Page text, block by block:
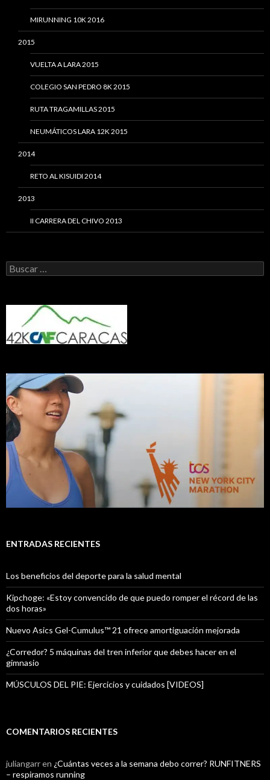
MIRUNNING 10K 2016
2015
VUELTA A LARA 2015
COLEGIO SAN PEDRO 8K 2015
RUTA TRAGAMILLAS 2015
NEUMÁTICOS LARA 12K 2015
2014
RETO AL KISUIDI 2014
2013
II CARRERA DEL CHIVO 2013
Buscar:
ENTRADAS RECIENTES
Los beneficios del deporte para la salud mental
Kipchoge: «Estoy convencido de que puedo romper el récord de las
dos horas»
Nuevo Asics Gel-Cumulus™ 21 ofrece amortiguación mejorada
¿Corredor? 5 máquinas del tren inferior que debes hacer en el
gimnasio
MÚSCULOS DEL PIE: Ejercicios y cuidados [VIDEOS]
COMENTARIOS RECIENTES
juliangarren ¿Cuántas veces a la semana debo correr? RUNFITNERS
– respiramos running